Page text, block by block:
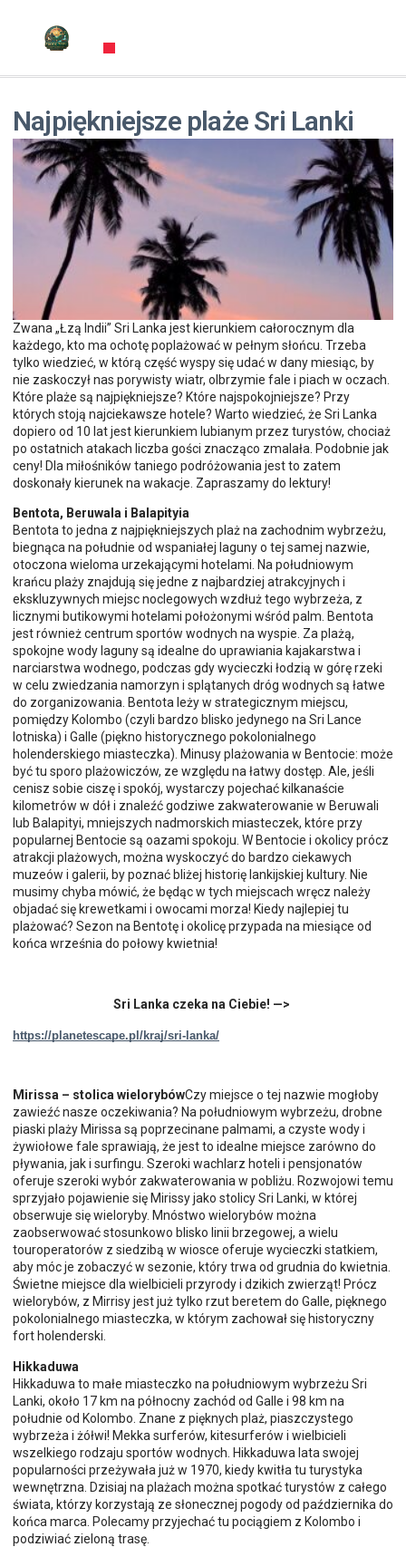
Najpiękniejsze plaże Sri Lanki
Zwana „Łzą Indii” Sri Lanka jest kierunkiem całorocznym dla
każdego, kto ma ochotę poplażować w pełnym słońcu. Trzeba
tylko wiedzieć, w którą część wyspy się udać w dany miesiąc, by
nie zaskoczył nas porywisty wiatr, olbrzymie fale i piach w oczach.
Które plaże są najpiękniejsze? Które najspokojniejsze? Przy
których stoją najciekawsze hotele? Warto wiedzieć, że Sri Lanka
dopiero od 10 lat jest kierunkiem lubianym przez turystów, chociaż
po ostatnich atakach liczba gości znacząco zmalała. Podobnie jak
ceny! Dla miłośników taniego podróżowania jest to zatem
doskonały kierunek na wakacje. Zapraszamy do lektury!
Bentota, Beruwala i Balapityia
Bentota to jedna z najpiękniejszych plaż na zachodnim wybrzeżu,
biegnąca na południe od wspaniałej laguny o tej samej nazwie,
otoczona wieloma urzekającymi hotelami. Na południowym
krańcu plaży znajdują się jedne z najbardziej atrakcyjnych i
ekskluzywnych miejsc noclegowych wzdłuż tego wybrzeża, z
licznymi butikowymi hotelami położonymi wśród palm. Bentota
jest również centrum sportów wodnych na wyspie. Za plażą,
spokojne wody laguny są idealne do uprawiania kajakarstwa i
narciarstwa wodnego, podczas gdy wycieczki łodzią w górę rzeki
w celu zwiedzania namorzyn i splątanych dróg wodnych są łatwe
do zorganizowania. Bentota leży w strategicznym miejscu,
pomiędzy Kolombo (czyli bardzo blisko jedynego na Sri Lance
lotniska) i Galle (piękno historycznego pokolonialnego
holenderskiego miasteczka). Minusy plażowania w Bentocie: może
być tu sporo plażowiczów, ze względu na łatwy dostęp. Ale, jeśli
cenisz sobie ciszę i spokój, wystarczy pojechać kilkanaście
kilometrów w dół i znaleźć godziwe zakwaterowanie w Beruwali
lub Balapityi, mniejszych nadmorskich miasteczek, które przy
popularnej Bentocie są oazami spokoju. W Bentocie i okolicy prócz
atrakcji plażowych, można wyskoczyć do bardzo ciekawych
muzeów i galerii, by poznać bliżej historię lankijskiej kultury. Nie
musimy chyba mówić, że będąc w tych miejscach wręcz należy
objadać się krewetkami i owocami morza! Kiedy najlepiej tu
plażować? Sezon na Bentotę i okolicę przypada na miesiące od
końca września do połowy kwietnia!
Sri Lanka czeka na Ciebie! —>
https://planetescape.pl/kraj/sri-lanka/
Mirissa – stolica wielorybówCzy miejsce o tej nazwie mogłoby
zawieźć nasze oczekiwania? Na południowym wybrzeżu, drobne
piaski plaży Mirissa są poprzecinane palmami, a czyste wody i
żywiołowe fale sprawiają, że jest to idealne miejsce zarówno do
pływania, jak i surfingu. Szeroki wachlarz hoteli i pensjonatów
oferuje szeroki wybór zakwaterowania w pobliżu. Rozwojowi temu
sprzyjało pojawienie się Mirissy jako stolicy Sri Lanki, w której
obserwuje się wieloryby. Mnóstwo wielorybów można
zaobserwować stosunkowo blisko linii brzegowej, a wielu
touroperatorów z siedzibą w wiosce oferuje wycieczki statkiem,
aby móc je zobaczyć w sezonie, który trwa od grudnia do kwietnia.
Świetne miejsce dla wielbicieli przyrody i dzikich zwierząt! Prócz
wielorybów, z Mirrisy jest już tylko rzut beretem do Galle, pięknego
pokolonialnego miasteczka, w którym zachował się historyczny
fort holenderski.
Hikkaduwa
Hikkaduwa to małe miasteczko na południowym wybrzeżu Sri
Lanki, około 17 km na północny zachód od Galle i 98 km na
południe od Kolombo. Znane z pięknych plaż, piaszczystego
wybrzeża i żółwi! Mekka surferów, kitesurferów i wielbicieli
wszelkiego rodzaju sportów wodnych. Hikkaduwa lata swojej
popularności przeżywała już w 1970, kiedy kwitła tu turystyka
wewnętrzna. Dzisiaj na plażach można spotkać turystów z całego
świata, którzy korzystają ze słonecznej pogody od października do
końca marca. Polecamy przyjechać tu pociągiem z Kolombo i
podziwiać zieloną trasę.